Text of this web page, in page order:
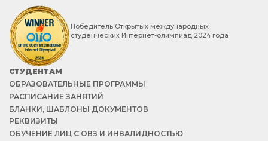
Победитель Открытых международных
студенческих Интернет-олимпиад 2024 года
СТУДЕНТАМ
ОБРАЗОВАТЕЛЬНЫЕ ПРОГРАММЫ
РАСПИСАНИЕ ЗАНЯТИЙ
БЛАНКИ, ШАБЛОНЫ ДОКУМЕНТОВ
РЕКВИЗИТЫ
ОБУЧЕНИЕ ЛИЦ С ОВЗ И ИНВАЛИДНОСТЬЮ